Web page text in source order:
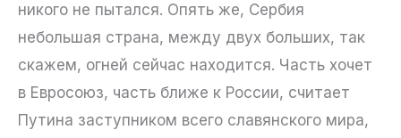
никого не пытался. Опять же, Сербия
небольшая страна, между двух больших, так
скажем, огней сейчас находится. Часть хочет
в Евросоюз, часть ближе к России, считает
Путина заступником всего славянского мира,